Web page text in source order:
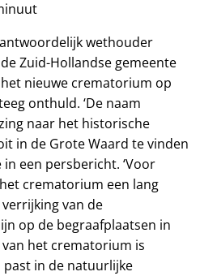
wethouder
Zuid-Hollandse gemeente
nieuwe crematorium op
onthuld. ‘De naam
naar het historische
in de Grote Waard te vinden
een persbericht. ‘Voor
crematorium een lang
van de
op de begraafplaatsen in
het crematorium is
past in de natuurlijke